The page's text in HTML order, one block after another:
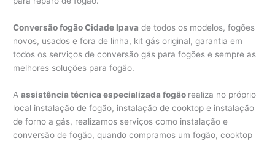
Conversão fogão Cidade Ipava de todos os modelos, fogões
novos, usados e fora de linha, kit gás original, garantia em
todos os serviços de conversão gás para fogões e sempre as
melhores soluções para fogão.
Aassistência técnica especializada fogão realiza no próprio
local instalação de fogão, instalação de cooktop e instalação
de forno a gás, realizamos serviços como instalação e
conversão de fogão, quando compramos um fogão, cooktop